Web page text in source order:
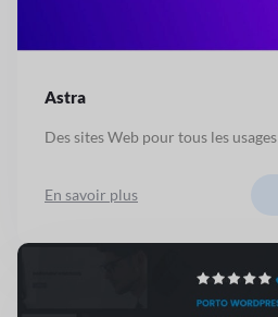
Astra
Des sites Web pour tous les usages
En savoir plus